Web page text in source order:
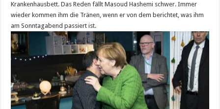
Krankenhausbett. Das Reden fällt Masoud Hashemi schwer. Immer
wieder kommen ihm die Tränen, wenn er von dem berichtet, was ihm
am Sonntagabend passiert ist.